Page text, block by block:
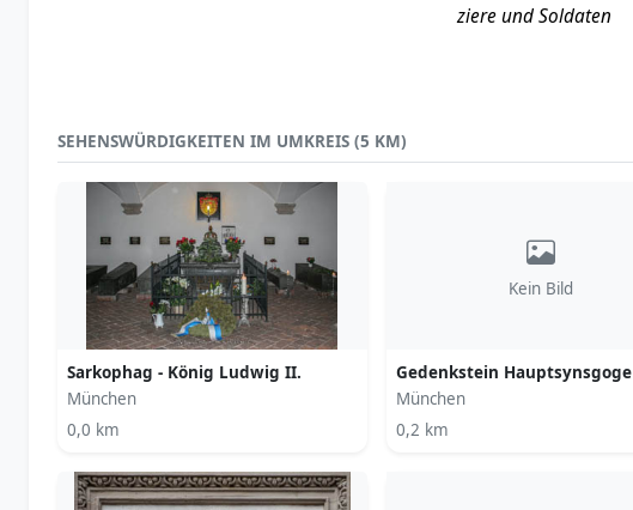
ziere und Soldaten
SEHENSWÜRDIGKEITEN IM UMKREIS (5 KM)
Sarkophag - König Ludwig II.
München
0,0 km
Kein Bild
Gedenkstein Hauptsynsgoge
München
0,2 km